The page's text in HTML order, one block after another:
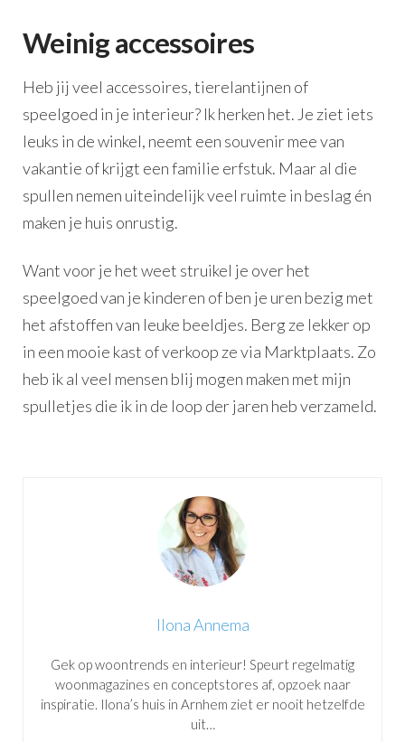
Weinig accessoires
Heb jij veel accessoires, tierelantijnen of
speelgoed in je interieur? Ik herken het. Je ziet iets
leuks in de winkel, neemt een souvenir mee van
vakantie of krijgt een familie erfstuk. Maar al die
spullen nemen uiteindelijk veel ruimte in beslag én
maken je huis onrustig.
Want voor je het weet struikel je over het
speelgoed van je kinderen of ben je uren bezig met
het afstoffen van leuke beeldjes. Berg ze lekker op
in een mooie kast of verkoop ze via Marktplaats. Zo
heb ik al veel mensen blij mogen maken met mijn
spulletjes die ik in de loop der jaren heb verzameld.
Ilona Annema
Gek op woontrends en interieur! Speurt regelmatig
woonmagazines en conceptstores af, opzoek naar
inspiratie. Ilona’s huis in Arnhem ziet er nooit hetzelfde
uit…